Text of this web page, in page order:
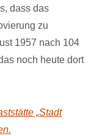
dass das
zu
1957 nach 104
noch heute dort
„Stadt